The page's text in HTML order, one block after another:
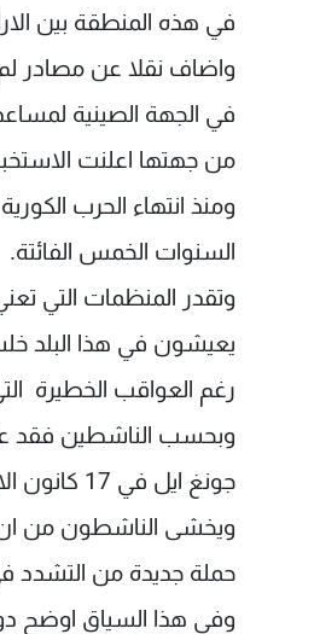
في هذه المنطقة بين
واضاف نقلا عن مصادر
في الجهة الصينية
من جهتها اعلنت
السنوات الخمس الفائتة.
وتقدر المنظمات التي
يعيشون في هذا البلد
رغم العواقب الخطيرة
وبحسب الناشطين فقد
جونغ ايل في 17 كانون الاول.
ويخشى الناشطون من ان
حملة جديدة من التشدد
وفي هذا السياق اوضح دو